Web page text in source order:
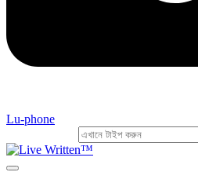
Lu-phone